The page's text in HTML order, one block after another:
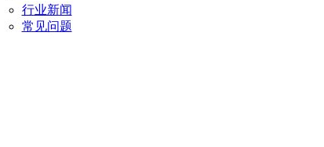
行业新闻
常见问题